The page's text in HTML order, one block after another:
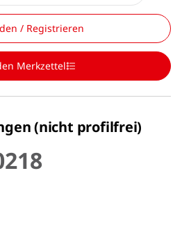
/ Registrieren
Merkzettel
(nicht profilfrei)